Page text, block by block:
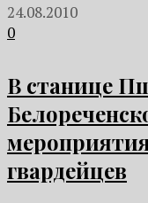
24.08.2010
0
В станице
гвардейцев